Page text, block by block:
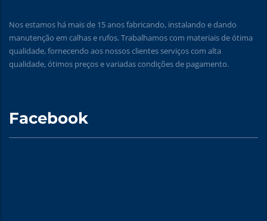
Nos estamos há mais de 15 anos fabricando, instalando e dando
manutenção em calhas e rufos. Trabalhamos com materiais de ótima
qualidade, fornecendo aos nossos clientes serviços com alta
qualidade, ótimos preços e variadas condições de pagamento.
Facebook